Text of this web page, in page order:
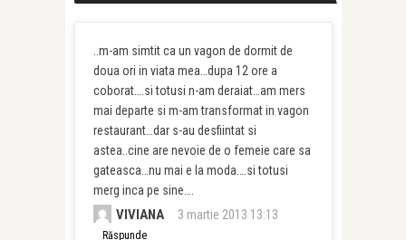
..m-am simtit ca un vagon de dormit de
doua ori in viata mea…dupa 12 ore a
coborat….si totusi n-am deraiat…am mers
mai departe si m-am transformat in vagon
restaurant…dar s-au desfiintat si
astea..cine are nevoie de o femeie care sa
gateasca…nu mai e la moda….si totusi
merg inca pe sine….
VIVIANA 3 martie 2013 13:13
Răspunde